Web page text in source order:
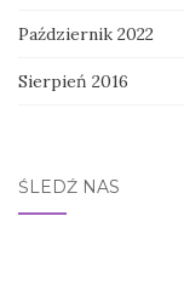
Październik 2022
Sierpień 2016
ŚLEDŹ NAS